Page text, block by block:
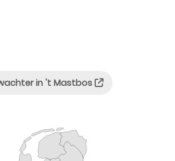
in 't Mastbos